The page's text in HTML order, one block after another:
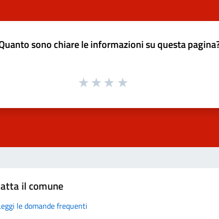
sono chiare le informazioni su questa
il comune
le domande frequenti